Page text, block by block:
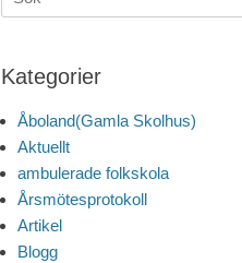
efter:
Kategorier
Åboland(Gamla Skolhus)
Aktuellt
ambulerade folkskola
Årsmötesprotokoll
Artikel
Blogg